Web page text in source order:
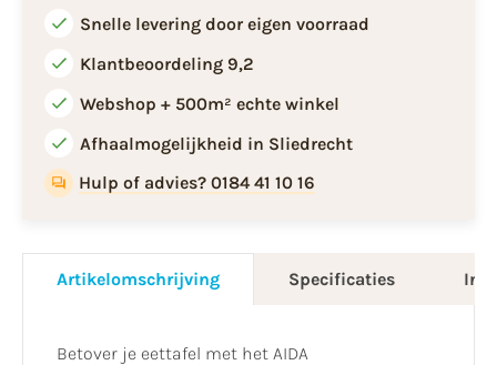
Snelle levering door eigen voorraad
Klantbeoordeling 9,2
Webshop + 500m² echte winkel
Afhaalmogelijkheid in Sliedrecht
Hulp of advies? 0184 41 10 16
Artikelomschrijving Specificaties
Betover je eettafel met het AIDA